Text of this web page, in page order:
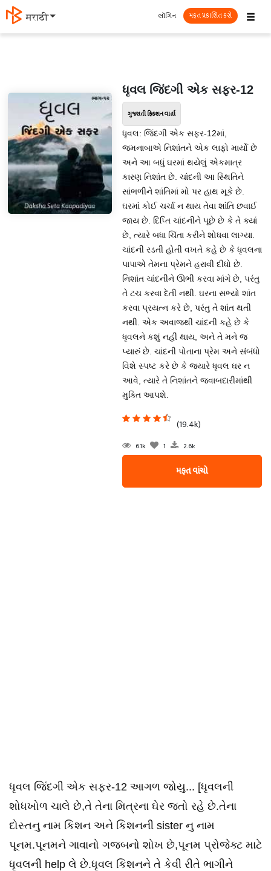
मराठी ☰
લૉગિન મફત પ્રકાશિત કરો
ધૃવલ જિંદગી એક સફર-12
ગુજરાતી ફિક્શન વાર્તા
ધૃવલ: જિંદગી એક સફર-12માં,
જમનાબાએ નિશાંતને એક લાફો માર્યો છે
અને આ બધું ઘરમાં થયેલું એકમાત્ર
કારણ નિશાંત છે. ચાંદની આ સ્થિતિને
સાંભળીને શાંતિમાં મો પર હાથ મૂકે છે.
ઘરમાં કોઈ ચર્ચા ન થાય તેવા શાંતિ છવાઈ
જાય છે. દિપ્તિ ચાંદનીને પૂછે છે કે તે ક્યાં
છે, ત્યારે બધા ચિંતા કરીને શોધવા લાગ્યા.
ચાંદની રડતી હોતી વખતે કહે છે કે ધૃવલના
પાપાએ તેમના પ્રેમને હરાવી દીધો છે.
નિશાંત ચાંદનીને ઊભી કરવા માંગે છે, પરંતુ
તે ટચ કરવા દેતી નથી. ઘરના સભ્યો શાંત
કરવા પ્રયત્ન કરે છે, પરંતુ તે શાંત થતી
નથી. એક અવાજથી ચાંદની કહે છે કે
ધૃવલને કશું નહીં થાય, અને તે મને જ
પ્યારું છે. ચાંદની પોતાના પ્રેમ અને સંબંધો
વિશે સ્પષ્ટ કરે છે કે જયારે ધૃવલ ઘર ન
આવે, ત્યારે તે નિશાંતને જવાબદારીમાંથી
મુક્તિ આપશે.
(19.4k)
6.1k 1 2.6k
મફત વાંચો
ધૃવલ જિંદગી એક સફર-12 આગળ જોયુ... [ધૃવલની
શોધખોળ ચાલે છે,તે તેના મિત્રના ઘેર જતો રહે છે.તેના
દોસ્તનુ નામ કિશન અને કિશનની sister નુ નામ
પૂનમ.પૂનમને ગાવાનો ગજબનો શોખ છે,પૂનમ પ્રોજેક્ટ માટે
ધૃવલની help લે છે.ધૃવલ કિશનને તે કેવી રીતે ભાગીને